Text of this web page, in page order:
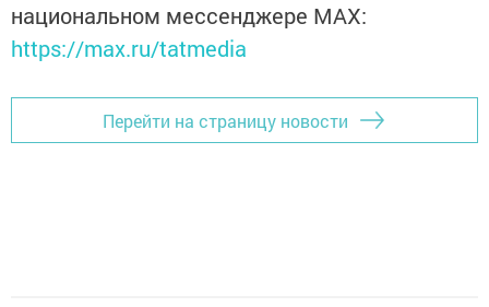
национальном мессенджере MАХ:
https://max.ru/tatmedia
Перейти на страницу новости